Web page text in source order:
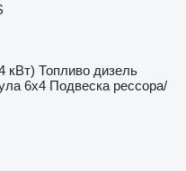
кВт) Топливо дизель
6x4 Подвеска рессора/